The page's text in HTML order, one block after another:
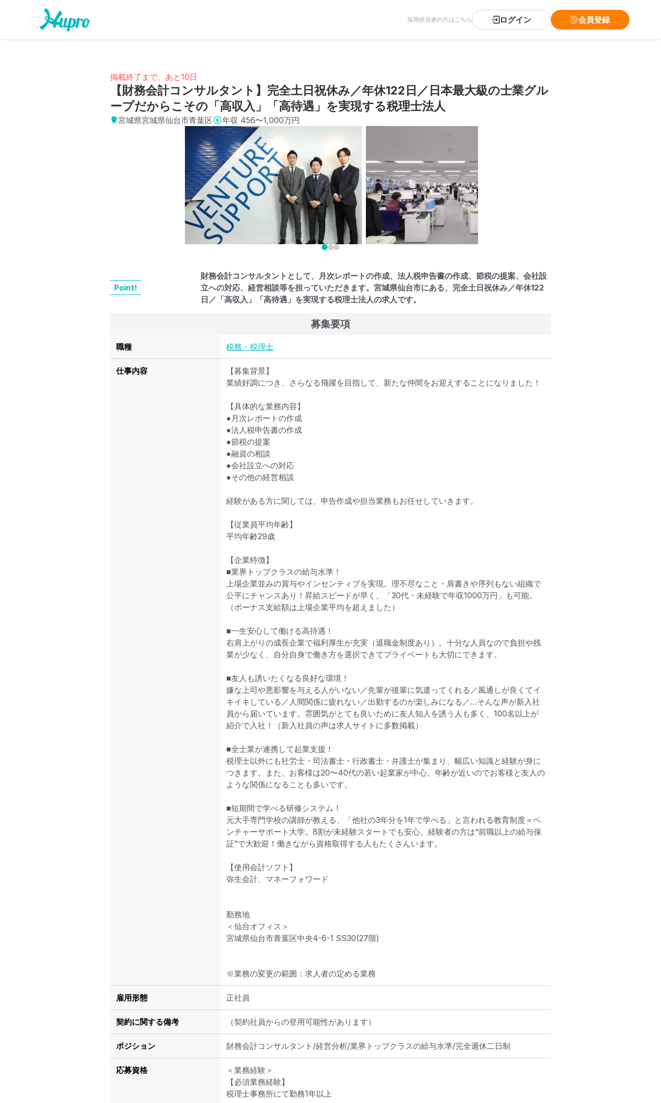
採用担当者の方はこちら ログイン 会員登録
掲載終了まで、あと10日
【財務会計コンサルタント】完全土日祝休み／年休122日／日本最大級の士業グル
ープだからこその「高収入」「高待遇」を実現する税理士法人
宮城県宮城県仙台市青葉区 年収 456〜1,000万円
Point!
財務会計コンサルタントとして、月次レポートの作成、法人税申告書の作成、節税の提案、会社設
立への対応、経営相談等を担っていただきます。宮城県仙台市にある、完全土日祝休み／年休122
日／「高収入」「高待遇」を実現する税理士法人の求人です。
募集要項
職種 税務・税理士
仕事内容
【募集背景】
業績好調につき、さらなる飛躍を目指して、新たな仲間をお迎えすることになりました！
【具体的な業務内容】
●月次レポートの作成
●法人税申告書の作成
●節税の提案
●融資の相談
●会社設立への対応
●その他の経営相談
経験がある方に関しては、申告作成や担当業務もお任せしていきます。
【従業員平均年齢】
平均年齢29歳
【企業特徴】
■業界トップクラスの給与水準！
上場企業並みの賞与やインセンティブを実現。理不尽なこと・肩書きや序列もない組織で
公平にチャンスあり！昇給スピードが早く、「30代・未経験で年収1000万円」も可能。
（ボーナス支給額は上場企業平均を超えました）
■一生安心して働ける高待遇！
右肩上がりの成長企業で福利厚生が充実（退職金制度あり）。十分な人員なので負担や残
業が少なく、自分自身で働き方を選択できてプライベートも大切にできます。
■友人も誘いたくなる良好な環境！
嫌な上司や悪影響を与える人がいない／先輩が後輩に気遣ってくれる／風通しが良くてイ
キイキしている／人間関係に疲れない／出勤するのが楽しみになる／…そんな声が新入社
員から届いています。雰囲気がとても良いために友人知人を誘う人も多く、100名以上が
紹介で入社！（新入社員の声は求人サイトに多数掲載）
■全士業が連携して起業支援！
税理士以外にも社労士・司法書士・行政書士・弁護士が集まり、幅広い知識と経験が身に
つきます。また、お客様は20〜40代の若い起業家が中心。年齢が近いのでお客様と友人の
ような関係になることも多いです。
■短期間で学べる研修システム！
元大手専門学校の講師が教える、「他社の3年分を1年で学べる」と言われる教育制度＝ベ
ンチャーサポート大学。8割が未経験スタートでも安心。経験者の方は“前職以上の給与保
証”で大歓迎！働きながら資格取得する人もたくさんいます。
【使用会計ソフト】
弥生会計、マネーフォワード
勤務地
＜仙台オフィス＞
宮城県仙台市青葉区中央4-6-1 SS30(27階)
※業務の変更の範囲：求人者の定める業務
雇用形態 正社員
契約に関する備考
ポジション 財務会計コンサルタント/経営分析/業界トップクラスの給与水準/完全週休二日制
応募資格
＜業務経験＞
【必須業務経験】
税理士事務所にて勤務1年以上